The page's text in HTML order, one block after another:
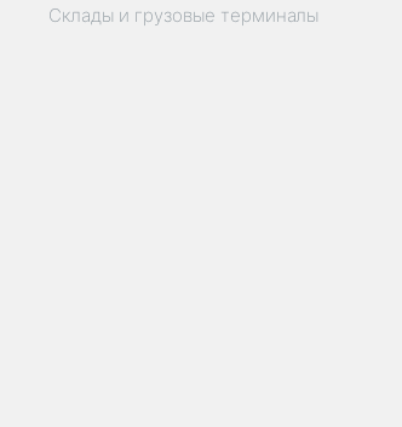
Склады и грузовые терминалы